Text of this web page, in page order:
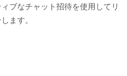
ブなチャット招待を使用してリ
ます。